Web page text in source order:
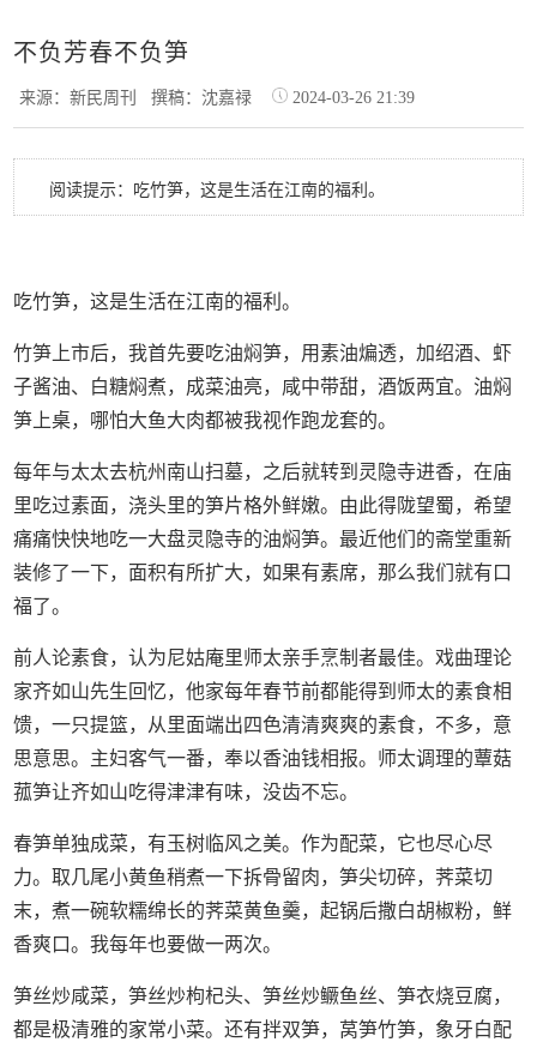
不负芳春不负笋
来源：新民周刊撰稿：沈嘉禄 2024-03-26 21:39
阅读提示：吃竹笋，这是生活在江南的福利。
吃竹笋，这是生活在江南的福利。
竹笋上市后，我首先要吃油焖笋，用素油煸透，加绍酒、虾
子酱油、白糖焖煮，成菜油亮，咸中带甜，酒饭两宜。油焖
笋上桌，哪怕大鱼大肉都被我视作跑龙套的。
每年与太太去杭州南山扫墓，之后就转到灵隐寺进香，在庙
里吃过素面，浇头里的笋片格外鲜嫩。由此得陇望蜀，希望
痛痛快快地吃一大盘灵隐寺的油焖笋。最近他们的斋堂重新
装修了一下，面积有所扩大，如果有素席，那么我们就有口
福了。
前人论素食，认为尼姑庵里师太亲手烹制者最佳。戏曲理论
家齐如山先生回忆，他家每年春节前都能得到师太的素食相
馈，一只提篮，从里面端出四色清清爽爽的素食，不多，意
思意思。主妇客气一番，奉以香油钱相报。师太调理的蕈菇
菰笋让齐如山吃得津津有味，没齿不忘。
春笋单独成菜，有玉树临风之美。作为配菜，它也尽心尽
力。取几尾小黄鱼稍煮一下拆骨留肉，笋尖切碎，荠菜切
末，煮一碗软糯绵长的荠菜黄鱼羹，起锅后撒白胡椒粉，鲜
香爽口。我每年也要做一两次。
笋丝炒咸菜，笋丝炒枸杞头、笋丝炒鳜鱼丝、笋衣烧豆腐，
都是极清雅的家常小菜。还有拌双笋，莴笋竹笋，象牙白配